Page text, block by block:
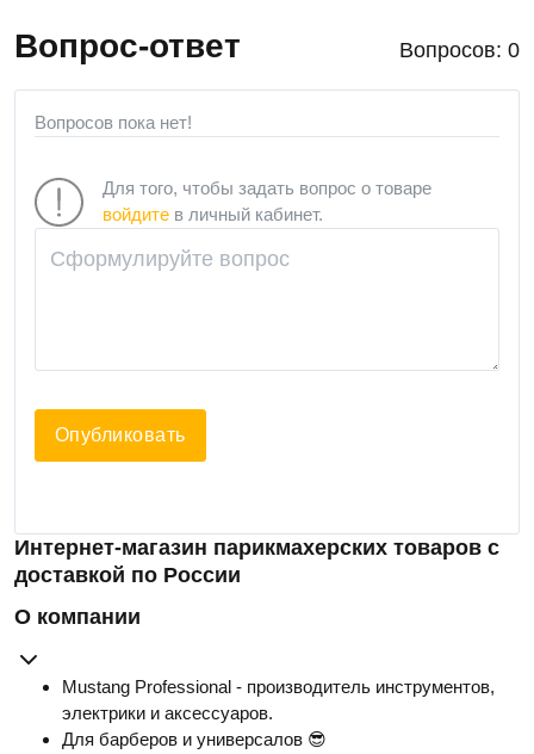
Вопрос-ответ Вопросов: 0
Вопросов пока нет!
Для того, чтобы задать вопрос о товаре
войдите в личный кабинет.
Опубликовать
Интернет-магазин парикмахерских товаров с
доставкой по России
О компании
Mustang Professional - производитель инструментов,
электрики и аксессуаров.
Для барберов и универсалов 😎